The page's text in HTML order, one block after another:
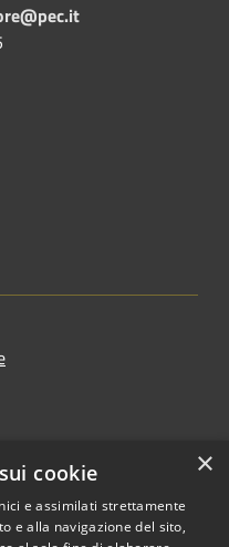
×
cookie
e assimilati strettamente
e alla navigazione del sito,